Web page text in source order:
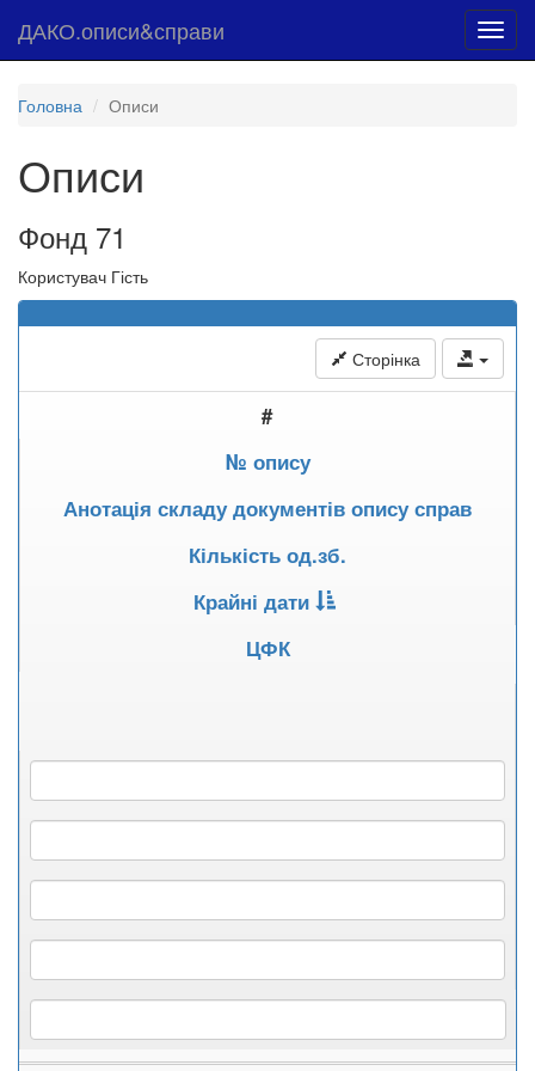
ДАКО.описи&справи
Головна Описи
Описи
Фонд 71
Користувач Гість
Сторінка
#
№ опису
Анотація складу документів опису справ
Кількість од.зб.
Крайні дати
ЦФК